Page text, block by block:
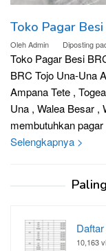
Toko Pagar
OlehAdmin Diposting
Toko Pagar Besi
BRC Tojo Una-Una
Ampana Tete ,
Una , Walea Besar ,
membutuhkan
Selengkapnya >
10,163